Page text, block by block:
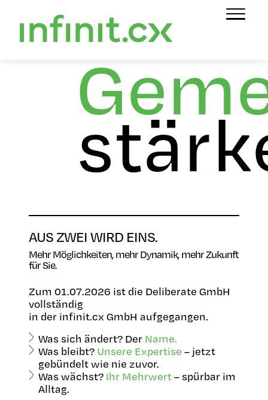
AUS ZWEI WIRD EINS.
Mehr Möglichkeiten, mehr Dynamik, mehr Zukunft
für Sie.
Zum 01.07.2026 ist die Deliberate GmbH
vollständig
in der infinit.cx GmbH aufgegangen.
Was sich ändert? Der Name.
Was bleibt? Unsere Expertise – jetzt
gebündelt wie nie zuvor.
Was wächst? Ihr Mehrwert– spürbar im
Alltag.